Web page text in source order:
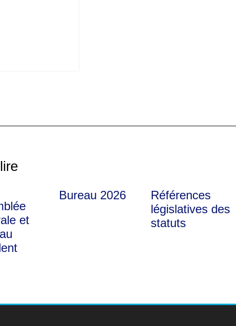
et
Bureau 2026
Références
législatives des
statuts